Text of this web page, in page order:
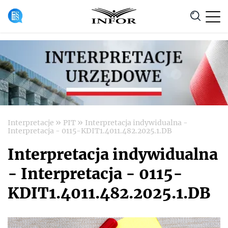
Anuluj
Interpretacje » PIT » Interpretacja indywidualna -
Interpretacja - 0115-KDIT1.4011.482.2025.1.DB
Interpretacja indywidualna
- Interpretacja - 0115-
KDIT1.4011.482.2025.1.DB